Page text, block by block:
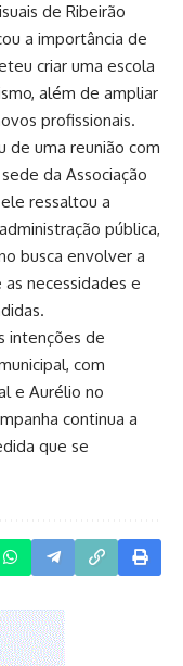
de Ribeirão
a importância de
criar uma escola
além de ampliar
profissionais.
de uma reunião com
da Associação
ressaltou a
pública,
busca envolver a
necessidades e
intenções de
com
e Aurélio no
continua a
que se